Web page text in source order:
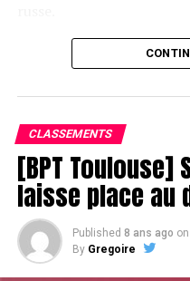
Le champagne va réchauffer si
CLASSEMENTS
[BPT Toulouse]
laisse place au
Published 8 ans ago on
By Gregoire